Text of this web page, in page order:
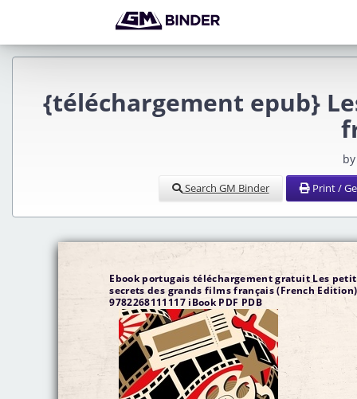
{téléchargement epub}
Search GM Binder Print /
Ebook portugais téléchargement gratuit Les
secrets des grands films français (French Edition)
9782268111117 iBook PDF PDB